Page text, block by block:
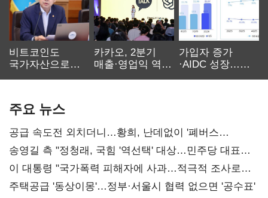
비트코인도
국가자산으로…'
카카오, 2분기
매출·영업익 역대
가입자 증가
·AIDC 성장…
주요 뉴스
공급 속도전 외치더니…황희, 난데없이 '폐버스
리모델링' 제안
송영길 측 "정청래, 국힘 '역선택' 대상…민주당 대표로
총선 지휘 못해"
이 대통령 "국가폭력 피해자에 사과…적극적 조사로
진실 밝혀야"
주택공급 '동상이몽'…정부·서울시 협력 없으면 '공수표'